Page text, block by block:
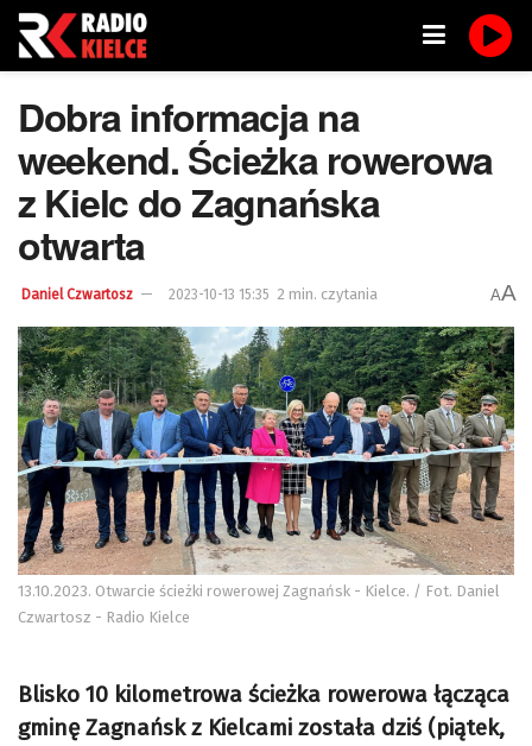
Dobra informacja na
weekend. Ścieżka rowerowa
z Kielc do Zagnańska
otwarta
Daniel Czwartosz 2023-10-13 15:35 2 min. czytania AA
13.10.2023. Otwarcie ścieżki rowerowej Zagnańsk - Kielce. / Fot. Daniel
Czwartosz - Radio Kielce
Blisko 10 kilometrowa ścieżka rowerowa łącząca
gminę Zagnańsk z Kielcami została dziś (piątek,